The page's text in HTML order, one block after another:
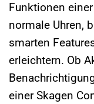
Funktionen
normale Uhren,
smarten
erleichtern. Ob
einer Skagen